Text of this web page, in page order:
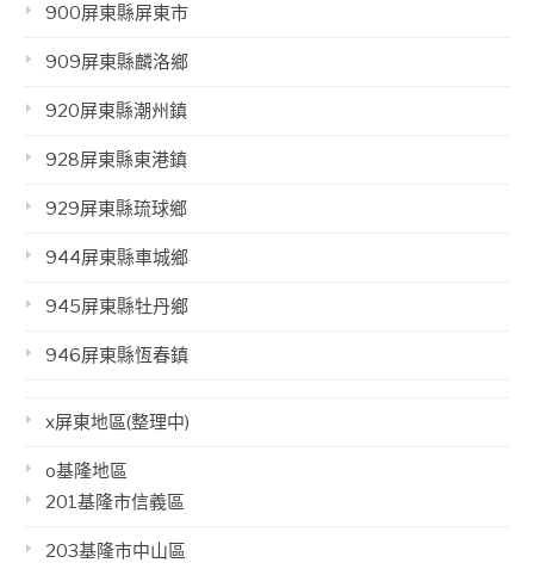
900屏東縣屏東市
909屏東縣麟洛鄉
920屏東縣潮州鎮
928屏東縣東港鎮
929屏東縣琉球鄉
944屏東縣車城鄉
945屏東縣牡丹鄉
946屏東縣恆春鎮
x屏東地區(整理中)
o基隆地區
201基隆市信義區
203基隆市中山區